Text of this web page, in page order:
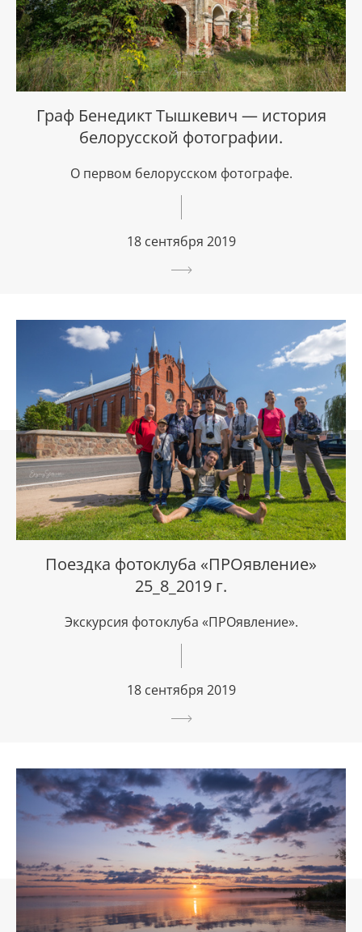
Граф Бенедикт Тышкевич — история
белорусской фотографии.
О первом белорусском фотографе.
18 сентября 2019
Поездка фотоклуба «ПРОявление»
25_8_2019 г.
Экскурсия фотоклуба «ПРОявление».
18 сентября 2019